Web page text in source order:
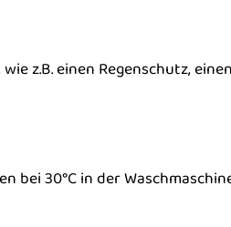
z.B. einen Regenschutz,
bei 30°C in der